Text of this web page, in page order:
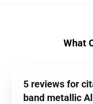
What
5 reviews for
band metallic